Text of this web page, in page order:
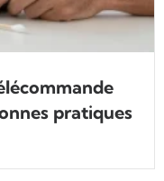
pratiques